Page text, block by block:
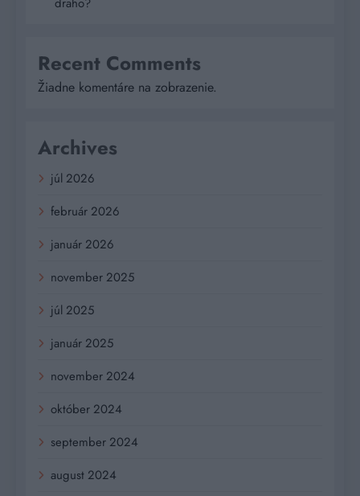
Recent Comments
Žiadne komentáre na zobrazenie.
Archives
júl 2026
február 2026
január 2026
november 2025
júl 2025
január 2025
november 2024
október 2024
september 2024
august 2024